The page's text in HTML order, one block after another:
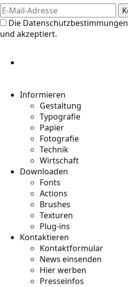
Die Datenschutzbestimmungen
und akzeptiert.
Informieren
Gestaltung
Typografie
Papier
Fotografie
Technik
Wirtschaft
Downloaden
Fonts
Actions
Brushes
Texturen
Plug-ins
Kontaktieren
Kontaktformular
News einsenden
Hier werben
Presseinfos